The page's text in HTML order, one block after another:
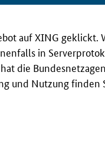
auf XING geklickt.
in
die
und Nutzung